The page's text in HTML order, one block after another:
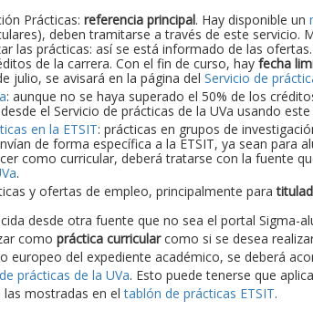
Prácticas: referencia principal. Hay disponible un
deben tramitarse a través de este servicio.
las prácticas: así se está informado de las
de la carrera. Con el fin de curso, hay fecha
julio, se avisará en la página del Servicio de
: aunque no se haya superado el 50% de los
el Servicio de prácticas de la UVa usando este
en la ETSIT: prácticas en grupos de
de forma específica a la ETSIT, ya sean para
como curricular, deberá tratarse con la fuente
.
y ofertas de empleo, principalmente para
desde otra fuente que no sea el portal Sigma-
como práctica curricularcomo si se desea
europeo del expediente académico, se deberá
prácticas de la UVa. Esto puede tenerse que
las mostradas en eltablón de prácticas ETSIT.